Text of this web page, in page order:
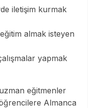
iletişim kurmak
almak isteyen
yapmak
eğitmenler
Almanca